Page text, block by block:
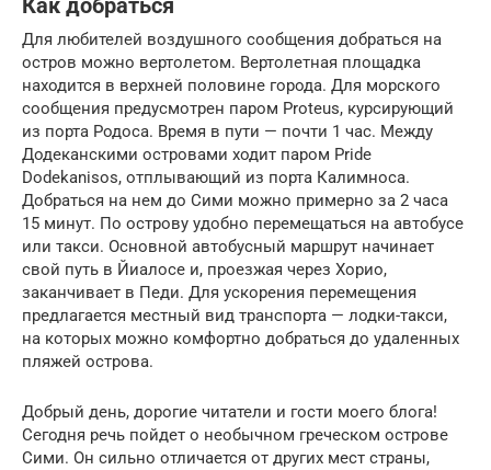
Как добраться
Для любителей воздушного сообщения добраться на
остров можно вертолетом. Вертолетная площадка
находится в верхней половине города. Для морского
сообщения предусмотрен паром Proteus, курсирующий
из порта Родоса. Время в пути — почти 1 час. Между
Додеканскими островами ходит паром Pride
Dodekanisos, отплывающий из порта Калимноса.
Добраться на нем до Сими можно примерно за 2 часа
15 минут. По острову удобно перемещаться на автобусе
или такси. Основной автобусный маршрут начинает
свой путь в Йиалосе и, проезжая через Хорио,
заканчивает в Педи. Для ускорения перемещения
предлагается местный вид транспорта — лодки-такси,
на которых можно комфортно добраться до удаленных
пляжей острова.
Добрый день, дорогие читатели и гости моего блога!
Сегодня речь пойдет о необычном греческом острове
Сими. Он сильно отличается от других мест страны,